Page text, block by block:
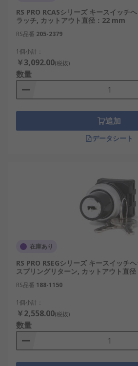
RS PRO RCASシリーズ キースイッチ
ラッチ, カットアウト直径：22 mm
RS品番 205-2379
1個小計：
￥3,092.00(税抜)
数量
追加
データシート
在庫あり
RS PRO RSEGシリーズ キースイッチ
スプリングリターン, カットアウト直
RS品番 188-1150
1個小計：
￥2,558.00(税抜)
数量